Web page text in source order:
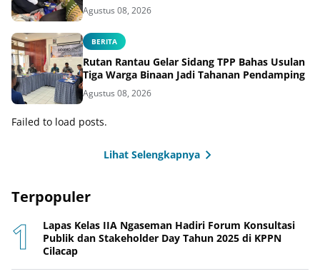
Agustus 08, 2026
BERITA
Rutan Rantau Gelar Sidang TPP Bahas Usulan
Tiga Warga Binaan Jadi Tahanan Pendamping
Agustus 08, 2026
Failed to load posts.
Lihat Selengkapnya
Terpopuler
Lapas Kelas IIA Ngaseman Hadiri Forum Konsultasi
Publik dan Stakeholder Day Tahun 2025 di KPPN
Cilacap